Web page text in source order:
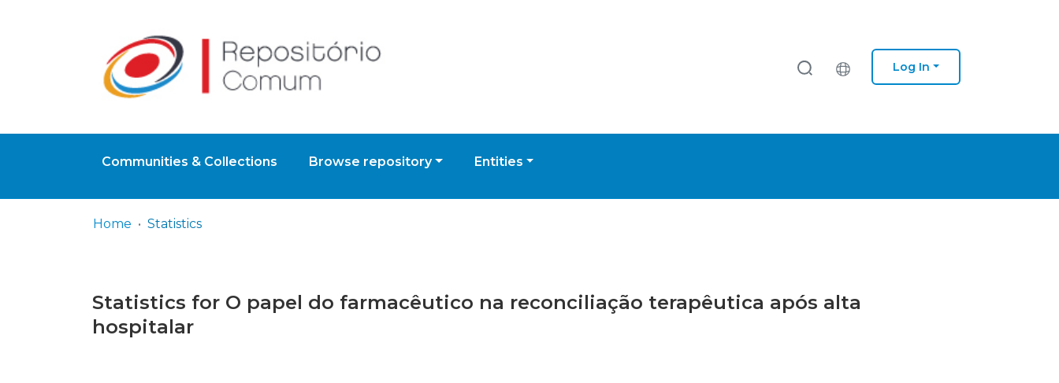
Log In
Communities & Collections Browse repository Entities
Home Statistics
Statistics for O papel do farmacêutico na reconciliação terapêutica após alta
hospitalar